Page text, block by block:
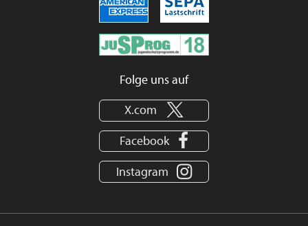
Folge uns auf
X.com
Facebook
Instagram